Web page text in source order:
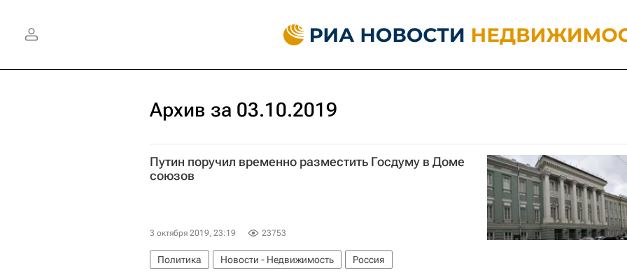
Архив за 03.10.2019
Путин поручил временно разместить Госдуму в Доме
союзов
3 октября 2019, 23:19 23753
Политика Новости - Недвижимость Россия